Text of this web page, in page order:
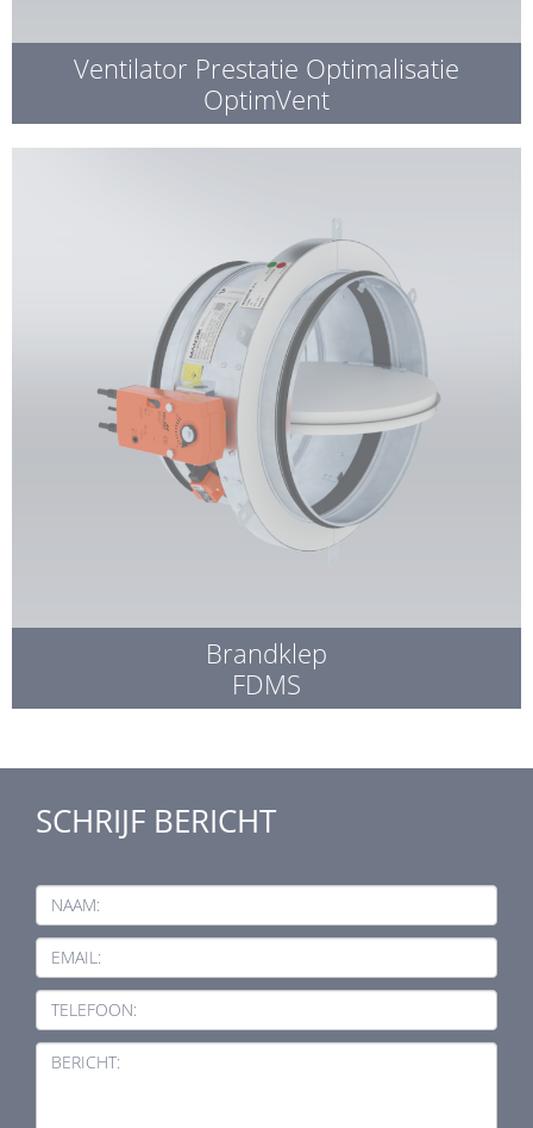
Ventilator Prestatie Optimalisatie
OptimVent
Brandklep
FDMS
SCHRIJF BERICHT
NAAM:
EMAIL:
TELEFOON:
BERICHT: